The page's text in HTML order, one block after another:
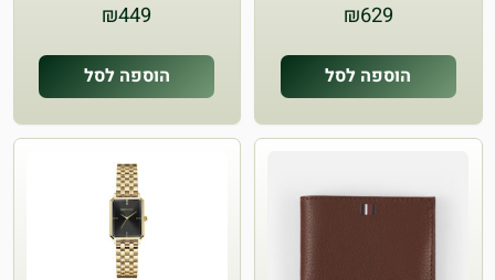
₪629
הוספה לסל
₪449
הוספה לסל